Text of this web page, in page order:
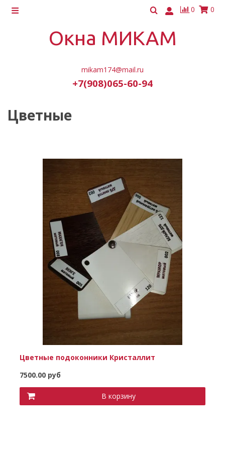
0 0
Окна МИКАМ
mikam174@mail.ru
+7(908)065-60-94
Цветные
Цветные подоконники Кристаллит
7500.00 руб
В корзину